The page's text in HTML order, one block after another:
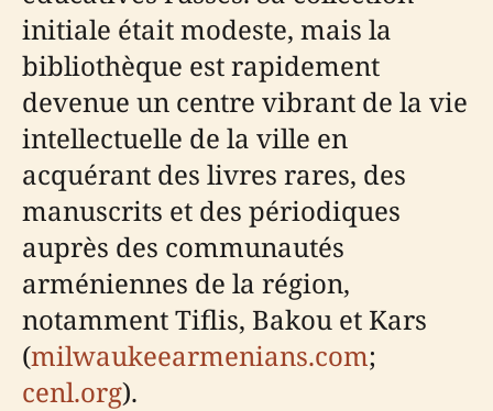
initiale était modeste, mais la
bibliothèque est rapidement
devenue un centre vibrant de la vie
intellectuelle de la ville en
acquérant des livres rares, des
manuscrits et des périodiques
auprès des communautés
arméniennes de la région,
notamment Tiflis, Bakou et Kars
(milwaukeearmenians.com;
cenl.org).